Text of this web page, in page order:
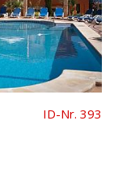
ID-Nr. 393